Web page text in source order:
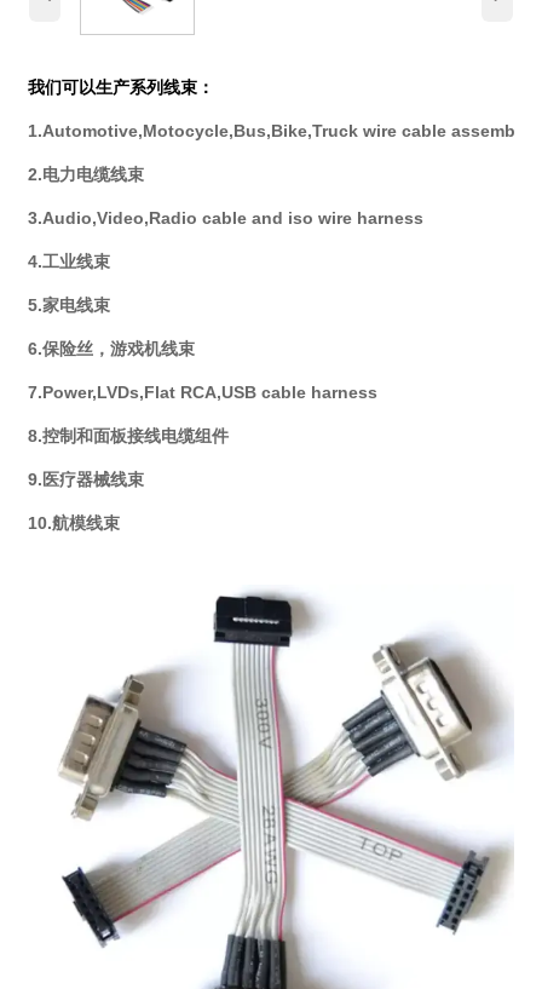
我们可以生产系列线束：
1.Automotive,Motocycle,Bus,Bike,Truck wire cable assembly
2.电力电缆线束
3.Audio,Video,Radio cable and iso wire harness
4.工业线束
5.家电线束
6.保险丝，游戏机线束
7.Power,LVDs,Flat RCA,USB cable harness
8.控制和面板接线电缆组件
9.医疗器械线束
10.航模线束